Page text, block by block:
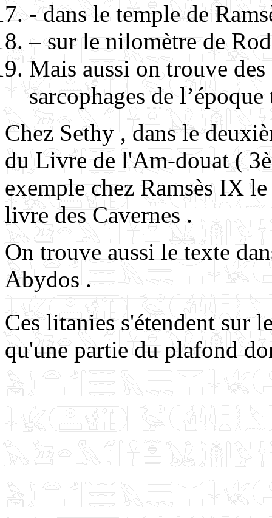
- dans le temple de
– sur le nilomètre de
Mais aussi on trouve
sarcophages de
Chez Sethy , dans le
du Livre de l'Am-douat (
exemple chez Ramsès IX
livre des Cavernes .
On trouve aussi le texte
Abydos .
Ces litanies s'étendent sur
qu'une partie du plafond